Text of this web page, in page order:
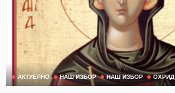
АКТУЕЛНО НАШ ИЗБОР НАШ ИЗБОР ОХРИД